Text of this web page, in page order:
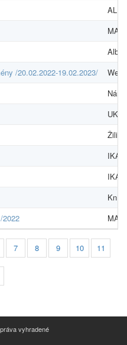
/20.02.2022-19.02.2023/
UK
2022
7 8 9 10 11
vyhradené